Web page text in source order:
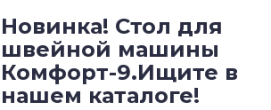
Новинка! Стол для
швейной машины
Комфорт-9.Ищите в
нашем каталоге!